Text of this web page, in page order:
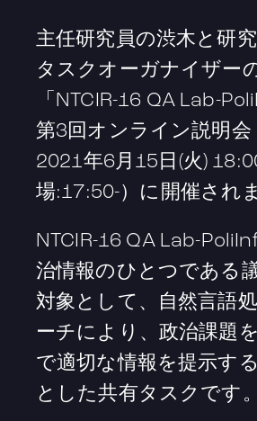
主任研究員の渋木と研
タスクオーガナイザー
「NTCIR-16 QA Lab-
第3回オンライン説明
2021年6月15日(火)
場:17:50-）に開催され
NTCIR-16 QA Lab-
治情報のひとつである
対象として、自然言語
ーチにより、政治課題
で適切な情報を提示す
とした共有タスクです。